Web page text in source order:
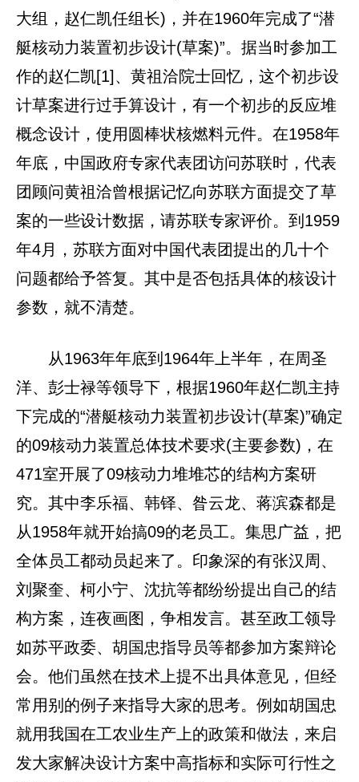
大组，赵仁凯任组长)，并在1960年完成了“潜
艇核动力装置初步设计(草案)”。据当时参加工
作的赵仁凯[1]、黄祖洽院士回忆，这个初步设
计草案进行过手算设计，有一个初步的反应堆
概念设计，使用圆棒状核燃料元件。在1958年
年底，中国政府专家代表团访问苏联时，代表
团顾问黄祖洽曾根据记忆向苏联方面提交了草
案的一些设计数据，请苏联专家评价。到1959
年4月，苏联方面对中国代表团提出的几十个
问题都给予答复。其中是否包括具体的核设计
参数，就不清楚。
从1963年年底到1964年上半年，在周圣
洋、彭士禄等领导下，根据1960年赵仁凯主持
下完成的“潜艇核动力装置初步设计(草案)”确定
的09核动力装置总体技术要求(主要参数)，在
471室开展了09核动力堆堆芯的结构方案研
究。其中李乐福、韩铎、昝云龙、蒋滨森都是
从1958年就开始搞09的老员工。集思广益，把
全体员工都动员起来了。印象深的有张汉周、
刘聚奎、柯小宁、沈抗等都纷纷提出自己的结
构方案，连夜画图，争相发言。甚至政工领导
如苏平政委、胡国忠指导员等都参加方案辩论
会。他们虽然在技术上提不出具体意见，但经
常用别的例子来指导大家的思考。例如胡国忠
就用我国在工农业生产上的政策和做法，来启
发大家解决设计方案中高指标和实际可行性之